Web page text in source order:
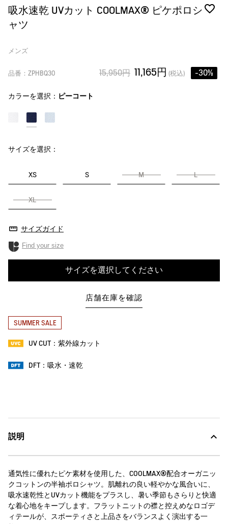
吸水速乾 UVカット COOLMAX® ピケポロシ
ャツ
メンズ
品番：ZPHBQ30 15,950円 11,165円 (税込) -30%
カラーを選択： ピーコート
サイズを選択：
XS S M L
XL
サイズガイド
Find your size
サイズを選択してください
店舗在庫を確認
SUMMER SALE
UV CUT：紫外線カット
DFT：吸水・速乾
説明
通気性に優れたピケ素材を使用した、COOLMAX®配合オーガニッ
クコットンの半袖ポロシャツ。肌離れの良い軽やかな風合いに、
吸水速乾性とUVカット機能をプラスし、暑い季節もさらりと快適
な着心地をキープします。フラットニットの襟と控えめなロゴデ
ィテールが、スポーティさと上品さをバランスよく演出する一